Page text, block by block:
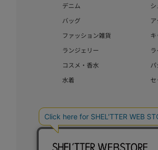
デニム
バッグ
ファッション雑貨
ランジェリー
コスメ・香水
水着